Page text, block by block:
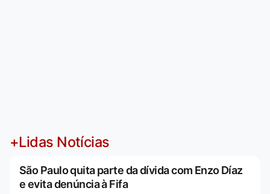
+Lidas Notícias
São Paulo quita parte da dívida com Enzo Díaz
e evita denúncia à Fifa